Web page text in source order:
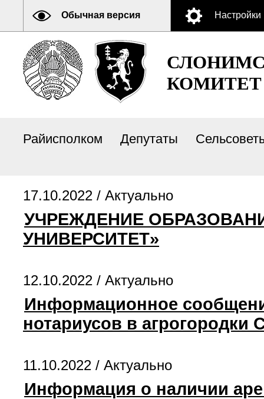
Обычная версия Настройки
КОМИТЕТ
Райисполком Депутаты
17.10.2022 / Актуально
УЧРЕЖДЕНИЕ
УНИВЕРСИТЕТ»
12.10.2022 / Актуально
Информационное
нотариусов в агрогородки
11.10.2022 / Актуально
Информация о наличии